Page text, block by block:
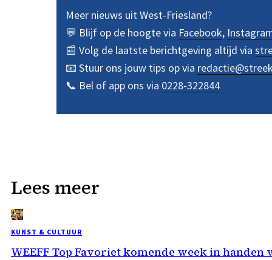
Meer nieuws uit West-Friesland?
💬 Blijf op de hoogte via Facebook,
📰 Volg de laatste berichtgeving altijd via
📧 Stuur ons jouw tips op via
📞 Bel of app ons via 0228-322844
Lees meer
KUNST & CULTUUR
WEEFF Top Favoriet komende week in handen